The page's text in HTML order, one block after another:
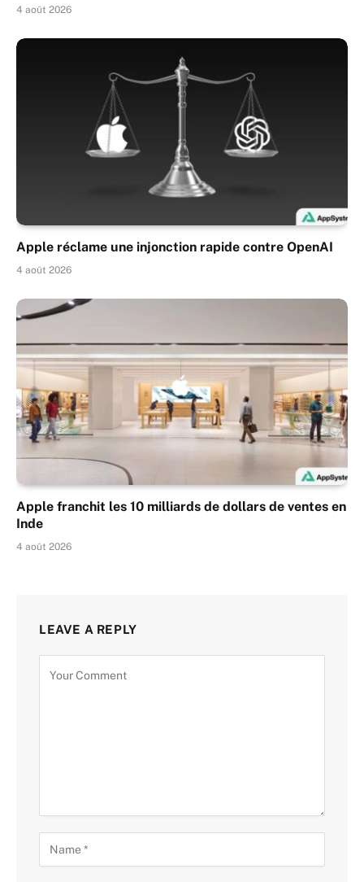
4 août 2026
Apple réclame une injonction rapide contre OpenAI
4 août 2026
Apple franchit les 10 milliards de dollars de ventes en
Inde
4 août 2026
LEAVE A REPLY